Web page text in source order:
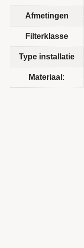
kenmerken
G3 filter
Past ook op
Vangt
Beschermt de
Afmetingen
Filterklasse
Type installatie
Materiaal: